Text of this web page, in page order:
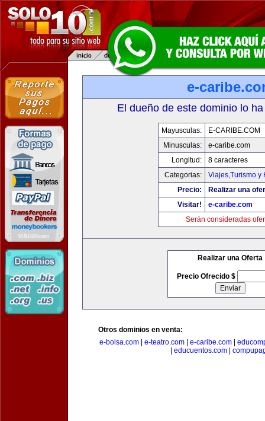
e-
El dueño de este dominio lo
Mayusculas:
E-CARIBE.COM
Minusculas:
e-caribe.com
Longitud:
8 caracteres
Categorias:
Viajes,Turismo y
Precio:
Realizar una
Visitar!
e-caribe.com
Serán consideradas
Realizar una Oferta
Precio Ofrecido $
Otros dominios en venta:
e-bolsa.com| e-teatro.com| e-caribe.com|
educuentos.com